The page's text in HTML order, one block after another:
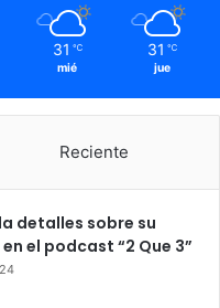
31 ℃
mié
31 ℃
jue
Reciente
detalles sobre su
el podcast “2 Que 3”